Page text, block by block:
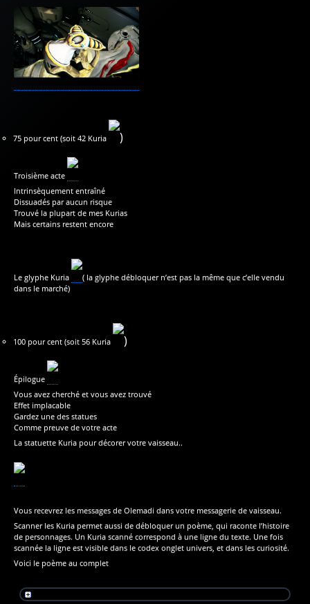
75 pour cent (soit 42 Kuria )
Troisième acte
Intrinsèquement entraîné
Dissuadés par aucun risque
Trouvé la plupart de mes Kurias
Mais certains restent encore
Le glyphe Kuria
( la glyphe débloquer n’est pas la même que c’elle vendu
dans le marché)
100 pour cent (soit 56 Kuria )
Épilogue
Vous avez cherché et vous avez trouvé
Effet implacable
Gardez une des statues
Comme preuve de votre acte
La statuette Kuria pour décorer votre vaisseau..
Vous recevrez les messages de Olemadi dans votre messagerie de vaisseau.
Scanner les Kuria permet aussi de débloquer un poème, qui raconte l’histoire
de personnages. Un Kuria scanné correspond à une ligne du texte. Une fois
scannée la ligne est visible dans le codex onglet univers, et dans les curiosité.
Voici le poème au complet